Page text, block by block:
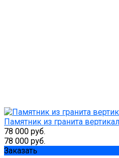
Памятник из гранита
78 000 руб.
78 000 руб.
Заказать